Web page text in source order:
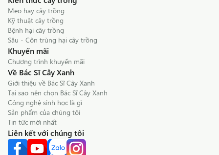
Mẹo hay cây trồng
Kỹ thuật cây trồng
Bệnh hại cây trồng
Sâu - Côn trùng hại cây trồng
Khuyến mãi
Chương trình khuyến mãi
Về Bác Sĩ Cây Xanh
Giới thiệu về Bác Sĩ Cây Xanh
Tại sao nên chọn Bác Sĩ Cây Xanh
Công nghệ sinh học là gì
Sản phẩm của chúng tôi
Tin tức mới nhất
Liên kết với chúng tôi